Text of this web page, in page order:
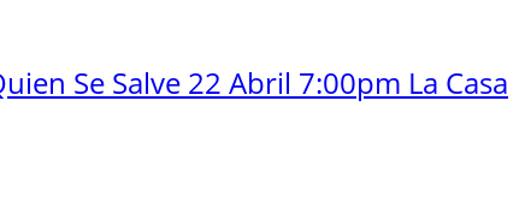
Se Salve 22 Abril 7:00pm La Casa